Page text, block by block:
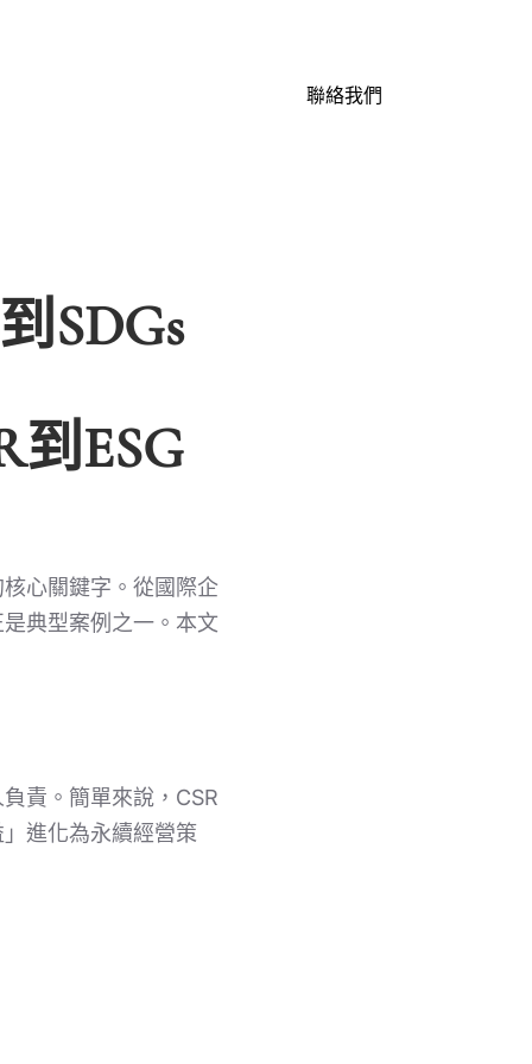
聯絡我們
SDGs
ESG
心關鍵字。從國際企
典型案例之一。本文
責。簡單來說，CSR
進化為永續經營策